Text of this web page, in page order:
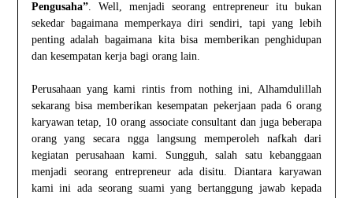
Pengusaha”. Well, menjadi seorang entrepreneur itu bukan
sekedar bagaimana memperkaya diri sendiri, tapi yang lebih
penting adalah bagaimana kita bisa memberikan penghidupan
dan kesempatan kerja bagi orang lain.
Perusahaan yang kami rintis from nothing ini, Alhamdulillah
sekarang bisa memberikan kesempatan pekerjaan pada 6 orang
karyawan tetap, 10 orang associate consultant dan juga beberapa
orang yang secara ngga langsung memperoleh nafkah dari
kegiatan perusahaan kami. Sungguh, salah satu kebanggaan
menjadi seorang entrepreneur ada disitu. Diantara karyawan
kami ini ada seorang suami yang bertanggung jawab kepada